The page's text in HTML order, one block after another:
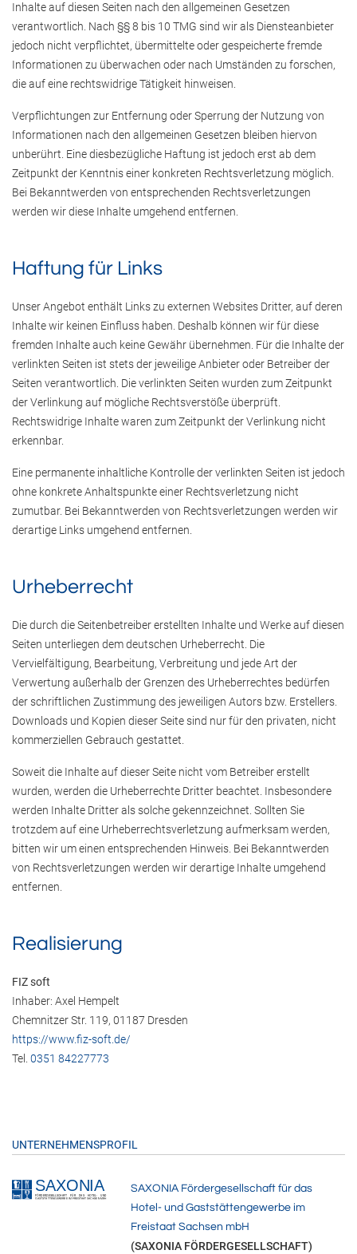
Inhalte auf diesen Seiten nach den allgemeinen Gesetzen
verantwortlich. Nach §§ 8 bis 10 TMG sind wir als Diensteanbieter
jedoch nicht verpflichtet, übermittelte oder gespeicherte fremde
Informationen zu überwachen oder nach Umständen zu forschen,
die auf eine rechtswidrige Tätigkeit hinweisen.
Verpflichtungen zur Entfernung oder Sperrung der Nutzung von
Informationen nach den allgemeinen Gesetzen bleiben hiervon
unberührt. Eine diesbezügliche Haftung ist jedoch erst ab dem
Zeitpunkt der Kenntnis einer konkreten Rechtsverletzung möglich.
Bei Bekanntwerden von entsprechenden Rechtsverletzungen
werden wir diese Inhalte umgehend entfernen.
Haftung für Links
Unser Angebot enthält Links zu externen Websites Dritter, auf deren
Inhalte wir keinen Einfluss haben. Deshalb können wir für diese
fremden Inhalte auch keine Gewähr übernehmen. Für die Inhalte der
verlinkten Seiten ist stets der jeweilige Anbieter oder Betreiber der
Seiten verantwortlich. Die verlinkten Seiten wurden zum Zeitpunkt
der Verlinkung auf mögliche Rechtsverstöße überprüft.
Rechtswidrige Inhalte waren zum Zeitpunkt der Verlinkung nicht
erkennbar.
Eine permanente inhaltliche Kontrolle der verlinkten Seiten ist jedoch
ohne konkrete Anhaltspunkte einer Rechtsverletzung nicht
zumutbar. Bei Bekanntwerden von Rechtsverletzungen werden wir
derartige Links umgehend entfernen.
Urheberrecht
Die durch die Seitenbetreiber erstellten Inhalte und Werke auf diesen
Seiten unterliegen dem deutschen Urheberrecht. Die
Vervielfältigung, Bearbeitung, Verbreitung und jede Art der
Verwertung außerhalb der Grenzen des Urheberrechtes bedürfen
der schriftlichen Zustimmung des jeweiligen Autors bzw. Erstellers.
Downloads und Kopien dieser Seite sind nur für den privaten, nicht
kommerziellen Gebrauch gestattet.
Soweit die Inhalte auf dieser Seite nicht vom Betreiber erstellt
wurden, werden die Urheberrechte Dritter beachtet. Insbesondere
werden Inhalte Dritter als solche gekennzeichnet. Sollten Sie
trotzdem auf eine Urheberrechtsverletzung aufmerksam werden,
bitten wir um einen entsprechenden Hinweis. Bei Bekanntwerden
von Rechtsverletzungen werden wir derartige Inhalte umgehend
entfernen.
Realisierung
FIZ soft
Inhaber: Axel Hempelt
Chemnitzer Str. 119, 01187 Dresden
https://www.fiz-soft.de/
Tel. 0351 84227773
UNTERNEHMENSPROFIL
SAXONIA Fördergesellschaft für das
Hotel- und Gaststättengewerbe im
Freistaat Sachsen mbH
(SAXONIA FÖRDERGESELLSCHAFT)